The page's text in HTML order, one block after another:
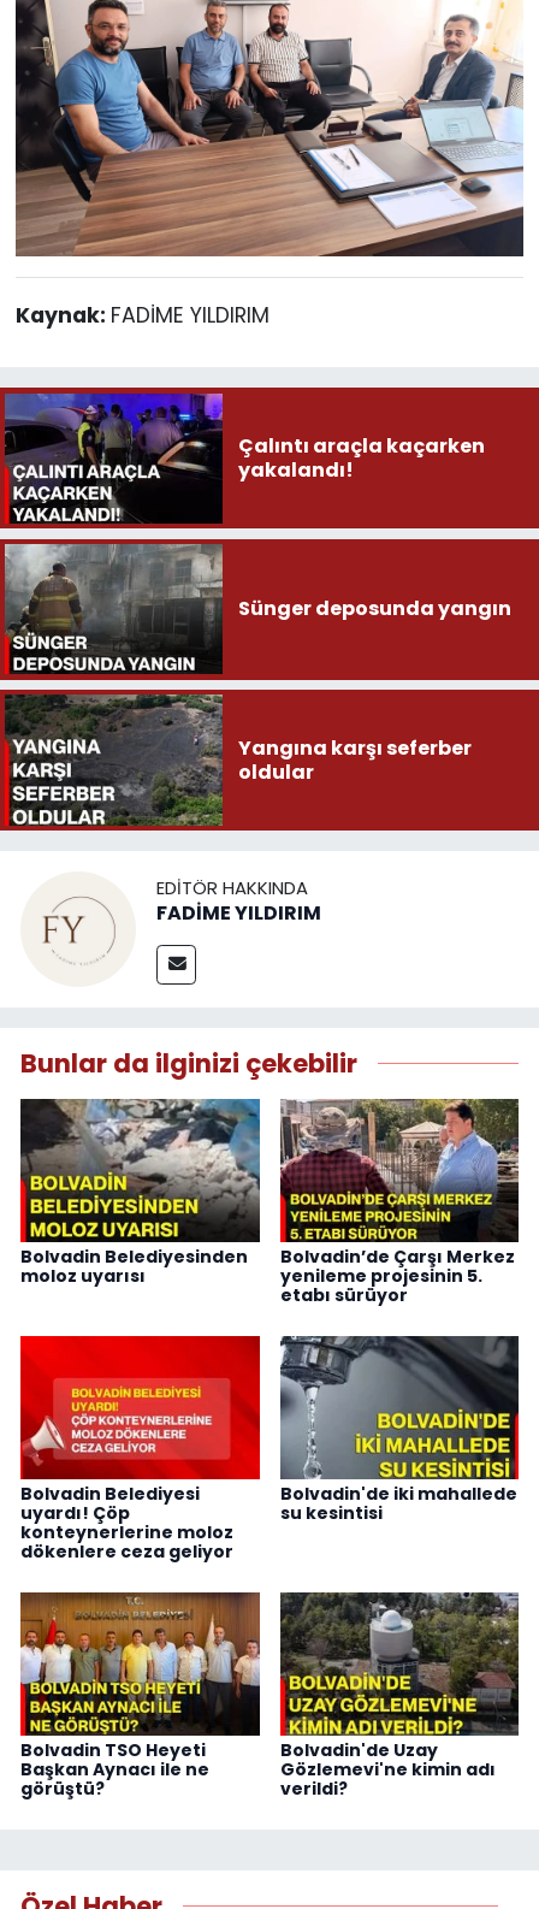
Kaynak: FADİME YILDIRIM
Çalıntı araçla kaçarken
yakalandı!
Sünger deposunda yangın
Yangına karşı seferber
oldular
EDITÖR HAKKINDA
FADİME YILDIRIM
Bunlar da ilginizi çekebilir
Bolvadin Belediyesinden
moloz uyarısı
Bolvadin’de Çarşı Merkez
yenileme projesinin 5.
etabı sürüyor
Bolvadin Belediyesi
uyardı! Çöp
konteynerlerine moloz
dökenlere ceza geliyor
Bolvadin'de iki mahallede
su kesintisi
Bolvadin TSO Heyeti
Başkan Aynacı ile ne
görüştü?
Bolvadin'de Uzay
Gözlemevi'ne kimin adı
verildi?